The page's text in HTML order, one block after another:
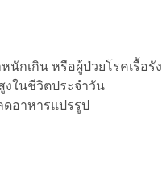
นักเกิน หรือผู้ป่วยโรคเรื้อรัง
ในชีวิตประจำวัน
อาหารแปรรูป